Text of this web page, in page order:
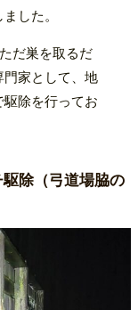
した。
だ巣を取るだ
門家として、地
除を行ってお
除（弓道場脇の